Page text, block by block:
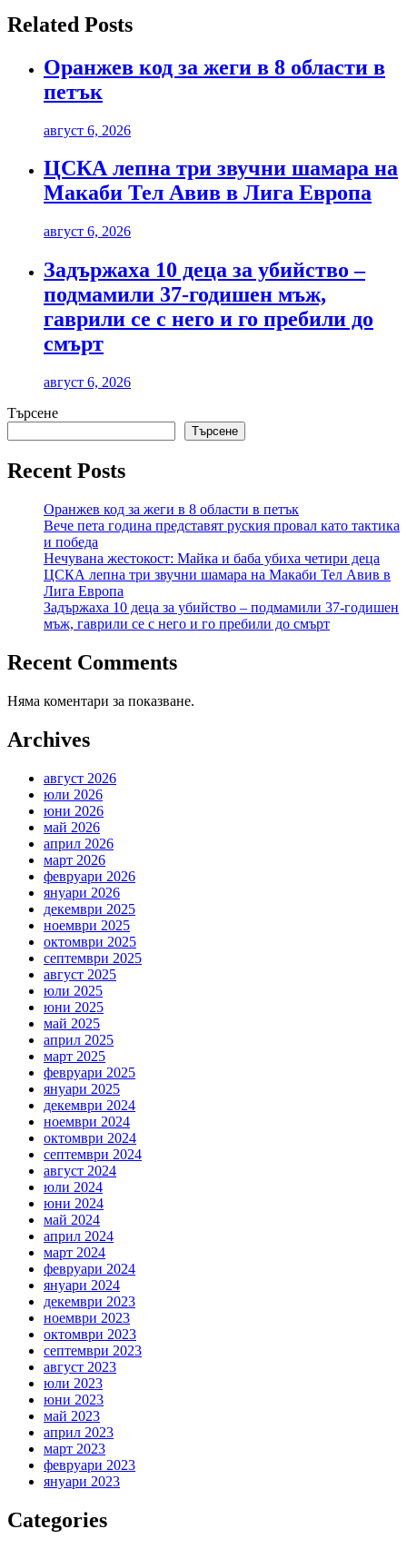
Related Posts
Оранжев код за жеги в 8 области в
петък
август 6, 2026
ЦСКА лепна три звучни шамара на
Макаби Тел Авив в Лига Европа
август 6, 2026
Задържаха 10 деца за убийство –
подмамили 37-годишен мъж,
гаврили се с него и го пребили до
смърт
август 6, 2026
Търсене
Търсене
Recent Posts
Оранжев код за жеги в 8 области в петък
Вече пета година представят руския провал като тактика
и победа
Нечувана жестокост: Майка и баба убиха четири деца
ЦСКА лепна три звучни шамара на Макаби Тел Авив в
Лига Европа
Задържаха 10 деца за убийство – подмамили 37-годишен
мъж, гаврили се с него и го пребили до смърт
Recent Comments
Няма коментари за показване.
Archives
август 2026
юли 2026
юни 2026
май 2026
април 2026
март 2026
февруари 2026
януари 2026
декември 2025
ноември 2025
октомври 2025
септември 2025
август 2025
юли 2025
юни 2025
май 2025
април 2025
март 2025
февруари 2025
януари 2025
декември 2024
ноември 2024
октомври 2024
септември 2024
август 2024
юли 2024
юни 2024
май 2024
април 2024
март 2024
февруари 2024
януари 2024
декември 2023
ноември 2023
октомври 2023
септември 2023
август 2023
юли 2023
юни 2023
май 2023
април 2023
март 2023
февруари 2023
януари 2023
Categories